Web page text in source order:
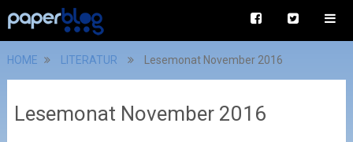
HOME LITERATUR Lesemonat November 2016
Lesemonat November 2016